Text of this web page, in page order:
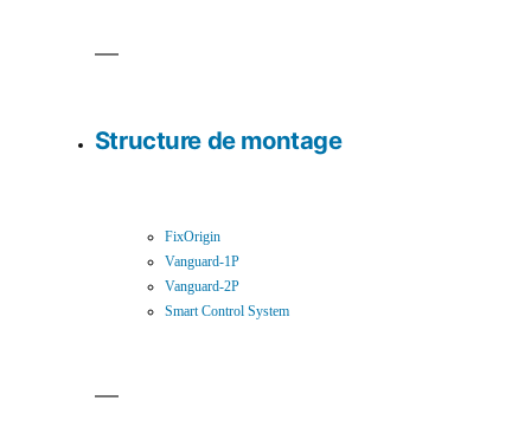
Structure de montage
FixOrigin
Vanguard-1P
Vanguard-2P
Smart Control System